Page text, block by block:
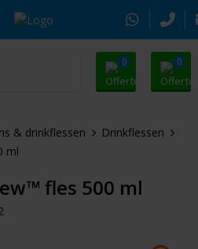
0 0
& drinkflessen
Drinkflessen
ml
fles 500 ml